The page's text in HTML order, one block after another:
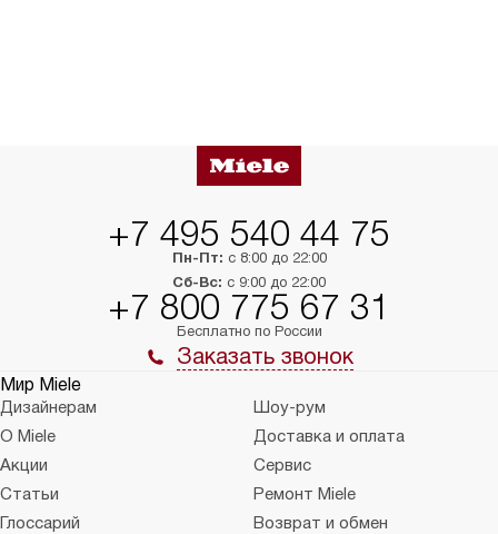
+7 495 540 44 75
Пн-Пт: с 8:00 до 22:00
Сб-Вс: с 9:00 до 22:00
+7 800 775 67 31
Бесплатно по России
Заказать звонок
Мир Miele
Дизайнерам
Шоу-рум
О Miele
Доставка и оплата
Акции
Сервис
Статьи
Ремонт Miele
Глоссарий
Возврат и обмен